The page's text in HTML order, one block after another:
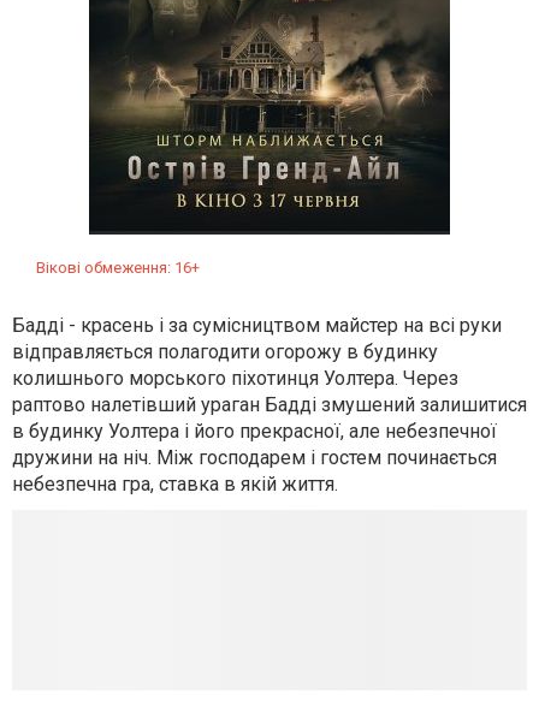
Вікові обмеження: 16+
Бадді - красень і за сумісництвом майстер на всі руки
відправляється полагодити огорожу в будинку
колишнього морського піхотинця Уолтера. Через
раптово налетівший ураган Бадді змушений залишитися
в будинку Уолтера і його прекрасної, але небезпечної
дружини на ніч. Між господарем і гостем починається
небезпечна гра, ставка в якій життя.